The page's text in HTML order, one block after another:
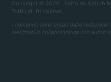
Copyright © 2026 · Edito da AdHub
Tutti i diritti riservati
I contenuti sono curati dalla
realizzati in collaborazione con autori